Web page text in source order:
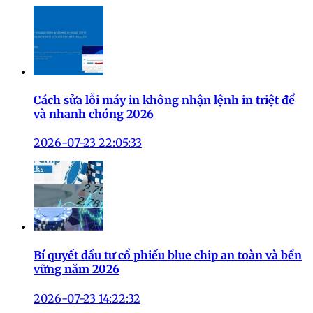
Cách sửa lỗi máy in không nhận lệnh in triệt để
và nhanh chóng 2026
2026-07-23 22:05:33
Bí quyết đầu tư cổ phiếu blue chip an toàn và bền
vững năm 2026
2026-07-23 14:22:32